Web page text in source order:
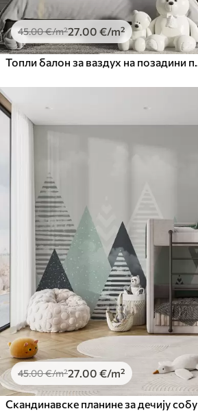
81.6749.00€/m²
45.00€/m²27 .00 €/m²
45.00€/m²27 .00 €/m²
Скандинавске планине за дечију собу